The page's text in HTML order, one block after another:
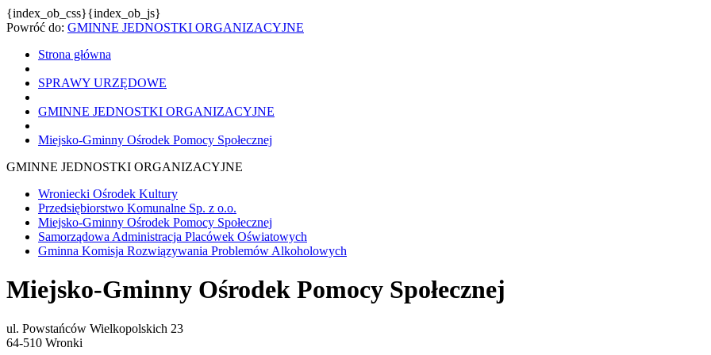
{index_ob_css}{index_ob_js}
Powróć do: GMINNE JEDNOSTKI ORGANIZACYJNE
Strona główna
SPRAWY URZĘDOWE
GMINNE JEDNOSTKI ORGANIZACYJNE
Miejsko-Gminny Ośrodek Pomocy Społecznej
GMINNE JEDNOSTKI ORGANIZACYJNE
Wroniecki Ośrodek Kultury
Przedsiębiorstwo Komunalne Sp. z o.o.
Miejsko-Gminny Ośrodek Pomocy Społecznej
Samorządowa Administracja Placówek Oświatowych
Gminna Komisja Rozwiązywania Problemów Alkoholowych
Miejsko-Gminny Ośrodek Pomocy Społecznej
ul. Powstańców Wielkopolskich 23
64-510 Wronki